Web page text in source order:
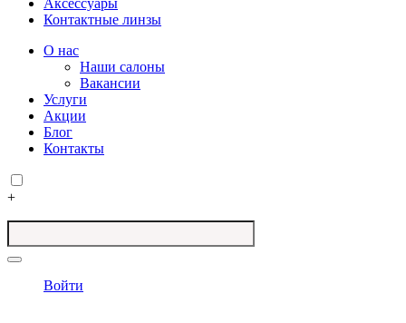
Контактные линзы
О нас
Наши салоны
Вакансии
Услуги
Акции
Блог
Контакты
+
Войти